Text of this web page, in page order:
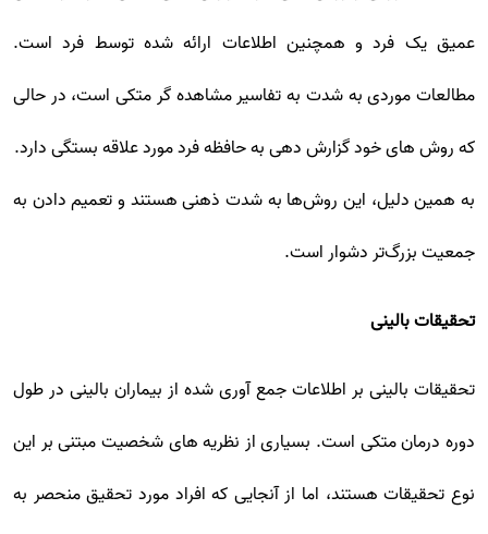
عمیق یک فرد و همچنین اطلاعات ارائه شده توسط فرد است.
مطالعات موردی به شدت به تفاسیر مشاهده گر متکی است، در حالی
که روش های خود گزارش دهی به حافظه فرد مورد علاقه بستگی دارد.
به همین دلیل، این روش‌ها به شدت ذهنی هستند و تعمیم دادن به
جمعیت بزرگ‌تر دشوار است.
تحقیقات بالینی
تحقیقات بالینی بر اطلاعات جمع آوری شده از بیماران بالینی در طول
دوره درمان متکی است. بسیاری از نظریه های شخصیت مبتنی بر این
نوع تحقیقات هستند، اما از آنجایی که افراد مورد تحقیق منحصر به